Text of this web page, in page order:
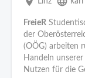
FreieR
der
(OÖG) arbeiten
Handeln unserer
Nutzen für die